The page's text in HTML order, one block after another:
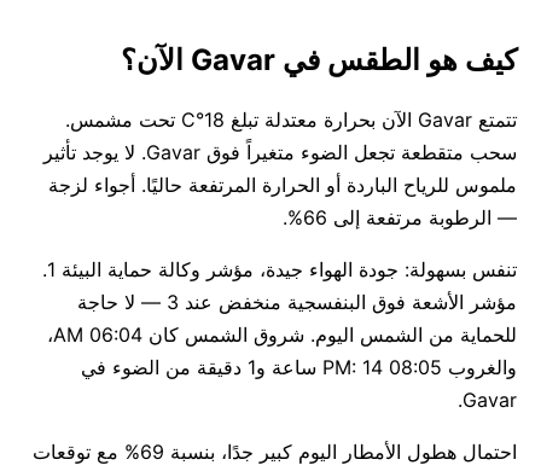
كيف هو الطقس في Gavar الآن؟
تتمتع Gavar الآن بحرارة معتدلة تبلغ 18°C تحت مشمس.
سحب متقطعة تجعل الضوء متغيراً فوق Gavar. لا يوجد تأثير
ملموس للرياح الباردة أو الحرارة المرتفعة حاليًا. أجواء لزجة
— الرطوبة مرتفعة إلى 66%.
تنفس بسهولة: جودة الهواء جيدة، مؤشر وكالة حماية البيئة 1.
مؤشر الأشعة فوق البنفسجية منخفض عند 3 — لا حاجة
للحماية من الشمس اليوم. شروق الشمس كان 06:04 AM،
والغروب 08:05 PM: 14 ساعة و1 دقيقة من الضوء في
Gavar.
احتمال هطول الأمطار اليوم كبير جدًا، بنسبة 69% مع توقعات